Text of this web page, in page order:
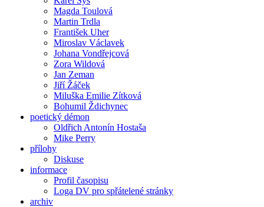
Magda Toulová
Martin Trdla
František Uher
Miroslav Václavek
Johana Vondřejcová
Zora Wildová
Jan Zeman
Jiří Žáček
Miluška Emilie Zítková
Bohumil Ždichynec
poetický démon
Oldřich Antonín Hostaša
Mike Perry
přílohy
Diskuse
informace
Profil časopisu
Loga DV pro spřátelené stránky
archiv